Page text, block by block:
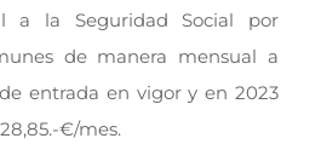
a la Seguridad Social por
de manera mensual a
entrada en vigor y en 2023
€/mes.